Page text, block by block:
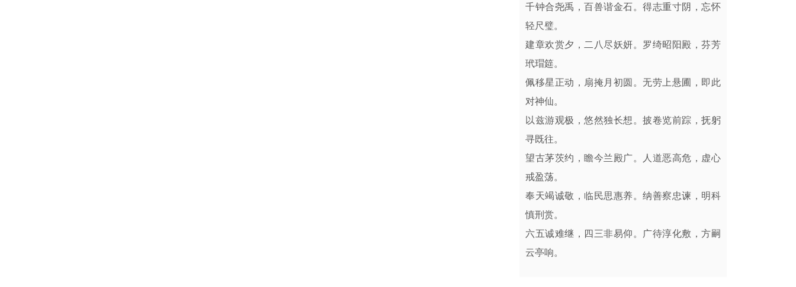
千钟合尧禹，百兽谐金石。得志重寸阴，忘怀
轻尺璧。
建章欢赏夕，二八尽妖妍。罗绮昭阳殿，芬芳
玳瑁筵。
佩移星正动，扇掩月初圆。无劳上悬圃，即此
对神仙。
以兹游观极，悠然独长想。披卷览前踪，抚躬
寻既往。
望古茅茨约，瞻今兰殿广。人道恶高危，虚心
戒盈荡。
奉天竭诚敬，临民思惠养。纳善察忠谏，明科
慎刑赏。
六五诚难继，四三非易仰。广待淳化敷，方嗣
云亭响。